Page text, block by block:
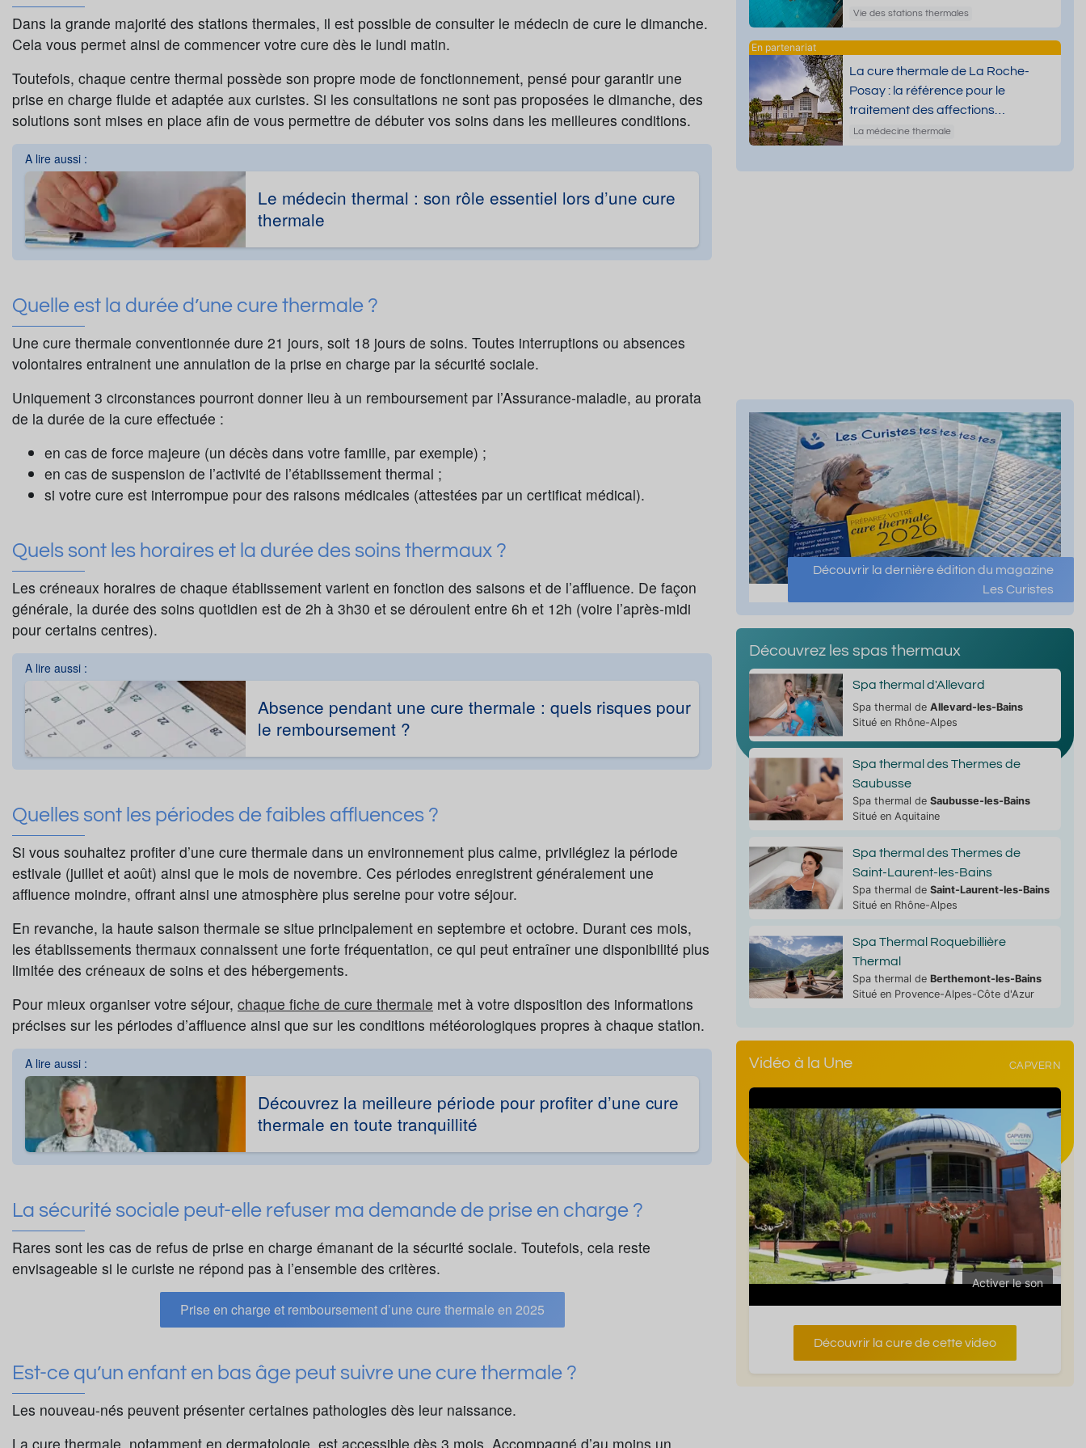
Dans la grande majorité des stations thermales, il est possible de consulter le médecin de cure le dimanche.
Cela vous permet ainsi de commencer votre cure dès le lundi matin.
Toutefois, chaque centre thermal possède son propre mode de fonctionnement, pensé pour garantir une
prise en charge fluide et adaptée aux curistes. Si les consultations ne sont pas proposées le dimanche, des
solutions sont mises en place afin de vous permettre de débuter vos soins dans les meilleures conditions.
A lire aussi :
Le médecin thermal : son rôle essentiel lors d’une cure
thermale
Quelle est la durée d’une cure thermale ?
Une cure thermale conventionnée dure 21 jours, soit 18 jours de soins. Toutes interruptions ou absences
volontaires entrainent une annulation de la prise en charge par la sécurité sociale.
Uniquement 3 circonstances pourront donner lieu à un remboursement par l’Assurance-maladie, au prorata
de la durée de la cure effectuée :
en cas de force majeure (un décès dans votre famille, par exemple) ;
en cas de suspension de l’activité de l’établissement thermal ;
si votre cure est interrompue pour des raisons médicales (attestées par un certificat médical).
Quels sont les horaires et la durée des soins thermaux ?
Les créneaux horaires de chaque établissement varient en fonction des saisons et de l’affluence. De façon
générale, la durée des soins quotidien est de 2h à 3h30 et se déroulent entre 6h et 12h (voire l’après-midi
pour certains centres).
A lire aussi :
Absence pendant une cure thermale : quels risques pour
le remboursement ?
Quelles sont les périodes de faibles affluences ?
Si vous souhaitez profiter d’une cure thermale dans un environnement plus calme, privilégiez la période
estivale (juillet et août) ainsi que le mois de novembre. Ces périodes enregistrent généralement une
affluence moindre, offrant ainsi une atmosphère plus sereine pour votre séjour.
En revanche, la haute saison thermale se situe principalement en septembre et octobre. Durant ces mois,
les établissements thermaux connaissent une forte fréquentation, ce qui peut entraîner une disponibilité plus
limitée des créneaux de soins et des hébergements.
Pour mieux organiser votre séjour, chaque fiche de cure thermale met à votre disposition des informations
précises sur les périodes d’affluence ainsi que sur les conditions météorologiques propres à chaque station.
A lire aussi :
Découvrez la meilleure période pour profiter d’une cure
thermale en toute tranquillité
La sécurité sociale peut-elle refuser ma demande de prise en charge ?
Rares sont les cas de refus de prise en charge émanant de la sécurité sociale. Toutefois, cela reste
envisageable si le curiste ne répond pas à l’ensemble des critères.
Prise en charge et remboursement d’une cure thermale en 2025
Est-ce qu’un enfant en bas âge peut suivre une cure thermale ?
Les nouveau-nés peuvent présenter certaines pathologies dès leur naissance.
La cure thermale, notamment en dermatologie, est accessible dès 3 mois. Accompagné d’au moins un
Vie des stations thermales
La cure thermale de La Roche-
Posay : la référence pour le
traitement des affections
dermatologiques
La médecine thermale
Découvrir la dernière édition du magazine
Les Curistes
Découvrez les spas thermaux
Spa thermal d'Allevard
Spa thermal de Allevard-les-Bains
Situé en Rhône-Alpes
Spa thermal des Thermes de
Saubusse
Spa thermal de Saubusse-les-Bains
Situé en Aquitaine
Spa thermal des Thermes de
Saint-Laurent-les-Bains
Spa thermal de Saint-Laurent-les-Bains
Situé en Rhône-Alpes
Spa Thermal Roquebillière
Thermal
Spa thermal de Berthemont-les-Bains
Situé en Provence-Alpes-Côte d'Azur
Vidéo à la Une CAPVERN
Activer le son
Découvrir la cure de cette video